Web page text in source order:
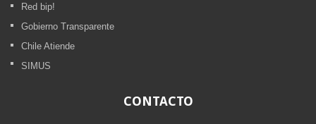
Red bip!
Gobierno Transparente
Chile Atiende
SIMUS
CONTACTO